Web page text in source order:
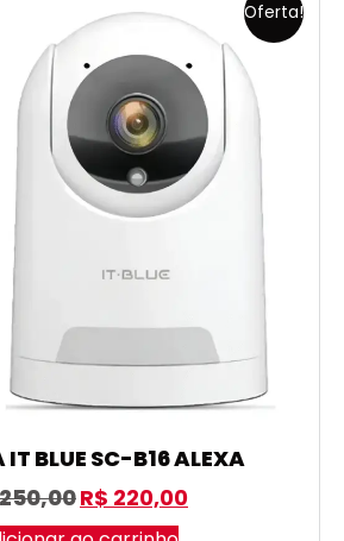
Oferta!
IT BLUE SC-B16 ALEXA
R$ 220,00